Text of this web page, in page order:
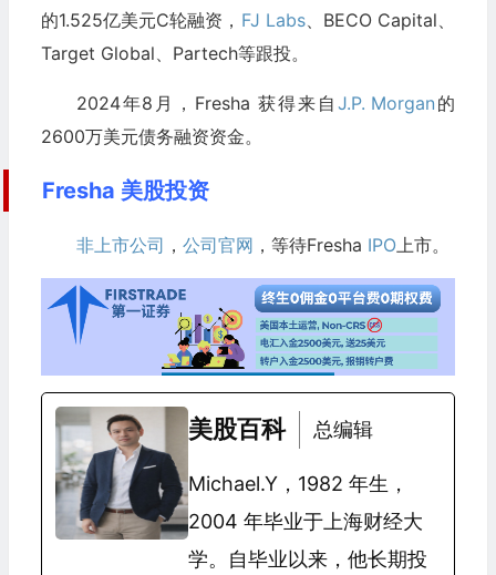
的1.525亿美元C轮融资， FJ Labs、BECO Capital、
Target Global、Partech等跟投。
2024年8月，Fresha 获得来自J.P. Morgan 的
2600万美元债务融资资金。
Fresha 美股投资
非上市公司 ， 公司官网 ，等待Fresha IPO上市。
美股百科 总编辑
Michael.Y，1982 年生，
2004 年毕业于上海财经大
学。自毕业以来，他长期投